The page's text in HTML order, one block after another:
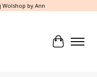
by Ann